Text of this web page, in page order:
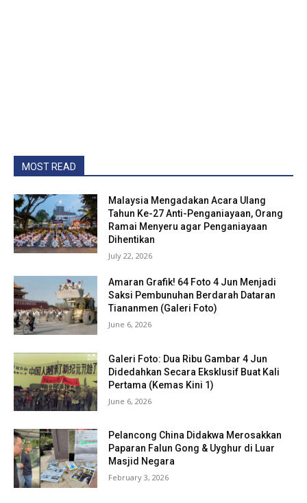
MOST READ
Malaysia Mengadakan Acara Ulang
Tahun Ke-27 Anti-Penganiayaan, Orang
Ramai Menyeru agar Penganiayaan
Dihentikan
July 22, 2026
Amaran Grafik! 64 Foto 4 Jun Menjadi
Saksi Pembunuhan Berdarah Dataran
Tiananmen (Galeri Foto)
June 6, 2026
Galeri Foto: Dua Ribu Gambar 4 Jun
Didedahkan Secara Eksklusif Buat Kali
Pertama (Kemas Kini 1)
June 6, 2026
Pelancong China Didakwa Merosakkan
Paparan Falun Gong & Uyghur di Luar
Masjid Negara
February 3, 2026